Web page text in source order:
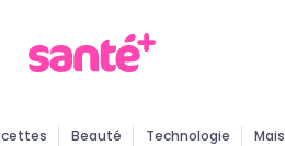
Beauté Technologie